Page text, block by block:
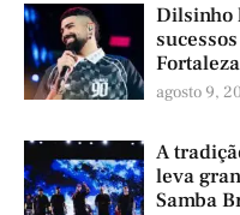
Dilsinho
Fortaleza
agosto 9,
A
leva
Samba